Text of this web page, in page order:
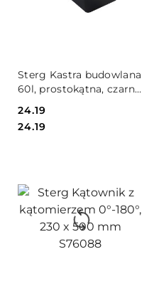
Sterg Kastra budowlana
60l, prostokątna, czarna
Cena:
24.19
Cena:
24.19
DO KOSZYKA